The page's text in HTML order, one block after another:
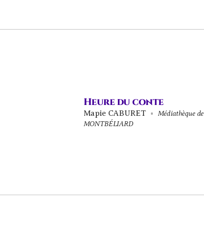
Heure du conte
Mapie CABURET
Médiathèque de
MONTBÉLIARD